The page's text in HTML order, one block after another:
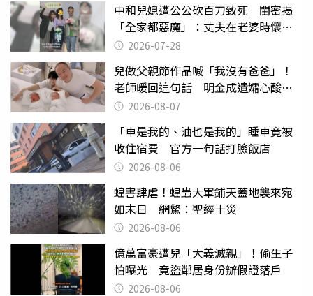
中和兒媳遭公公砍百刀致死 閨密揭
「全家都惡魔」：丈夫在老婆時懷孕
摔東西
2026-07-28
兒做父親節作品喊「我沒有爸爸」！
老師暖回這句話 明金成遺孀心酸惹
淚 2026-08-07
「車是我的、油也是我的」睡車竟被
收住宿費 官方一句話打臉飯店
2026-08-06
蝗害肆虐！蝗蟲大軍鋪天蓋地襲來宛
如末日 網驚：聖經十災
2026-08-06
億萬富豪遭兒「大義滅親」！偷生子
怕曝光 竟盜鄰居身份辦假證落戶
2026-08-06